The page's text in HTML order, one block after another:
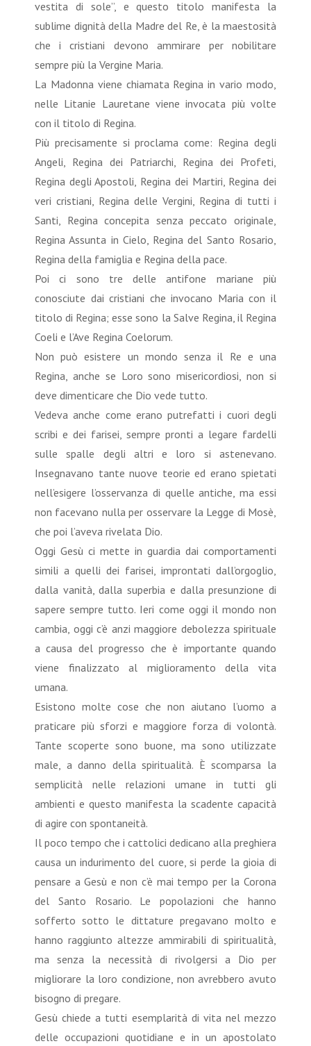
vestita di sole”, e questo titolo manifesta la
sublime dignità della Madre del Re, è la maestosità
che i cristiani devono ammirare per nobilitare
sempre più la Vergine Maria.
La Madonna viene chiamata Regina in vario modo,
nelle Litanie Lauretane viene invocata più volte
con il titolo di Regina.
Più precisamente si proclama come: Regina degli
Angeli, Regina dei Patriarchi, Regina dei Profeti,
Regina degli Apostoli, Regina dei Martiri, Regina dei
veri cristiani, Regina delle Vergini, Regina di tutti i
Santi, Regina concepita senza peccato originale,
Regina Assunta in Cielo, Regina del Santo Rosario,
Regina della famiglia e Regina della pace.
Poi ci sono tre delle antifone mariane più
conosciute dai cristiani che invocano Maria con il
titolo di Regina; esse sono la Salve Regina, il Regina
Coeli e l’Ave Regina Coelorum.
Non può esistere un mondo senza il Re e una
Regina, anche se Loro sono misericordiosi, non si
deve dimenticare che Dio vede tutto.
Vedeva anche come erano putrefatti i cuori degli
scribi e dei farisei, sempre pronti a legare fardelli
sulle spalle degli altri e loro si astenevano.
Insegnavano tante nuove teorie ed erano spietati
nell’esigere l’osservanza di quelle antiche, ma essi
non facevano nulla per osservare la Legge di Mosè,
che poi l’aveva rivelata Dio.
Oggi Gesù ci mette in guardia dai comportamenti
simili a quelli dei farisei, improntati dall’orgoglio,
dalla vanità, dalla superbia e dalla presunzione di
sapere sempre tutto. Ieri come oggi il mondo non
cambia, oggi c’è anzi maggiore debolezza spirituale
a causa del progresso che è importante quando
viene finalizzato al miglioramento della vita
umana.
Esistono molte cose che non aiutano l’uomo a
praticare più sforzi e maggiore forza di volontà.
Tante scoperte sono buone, ma sono utilizzate
male, a danno della spiritualità. È scomparsa la
semplicità nelle relazioni umane in tutti gli
ambienti e questo manifesta la scadente capacità
di agire con spontaneità.
Il poco tempo che i cattolici dedicano alla preghiera
causa un indurimento del cuore, si perde la gioia di
pensare a Gesù e non c’è mai tempo per la Corona
del Santo Rosario. Le popolazioni che hanno
sofferto sotto le dittature pregavano molto e
hanno raggiunto altezze ammirabili di spiritualità,
ma senza la necessità di rivolgersi a Dio per
migliorare la loro condizione, non avrebbero avuto
bisogno di pregare.
Gesù chiede a tutti esemplarità di vita nel mezzo
delle occupazioni quotidiane e in un apostolato